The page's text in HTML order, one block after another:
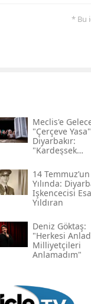
* Bu
Meclis'e
"çerçeve
Diyarbakır:
"kardeşsek
14
Yılında:
Işkencecisi
Yıldıran
Deniz Göktaş:
"herkesi
Milliyetçileri
Anlamadım"